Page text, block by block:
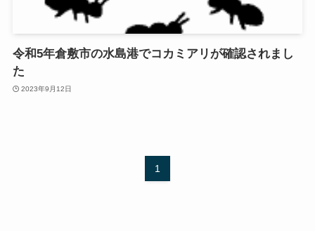
令和5年倉敷市の水島港でコカミアリが確認されまし
た
2023年9月12日
1